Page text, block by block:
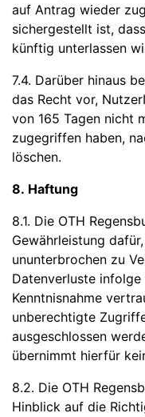
auf Antrag wieder
sichergestellt ist,
künftig unterlassen
7.4. Darüber hinaus
das Recht vor,
von 165 Tagen nicht
zugegriffen haben,
löschen.
8. Haftung
8.1. Die OTH
Gewährleistung
ununterbrochen zu
Datenverluste
Kenntnisnahme
unberechtigte
ausgeschlossen
übernimmt hierfür
8.2. Die OTH
Hinblick auf die